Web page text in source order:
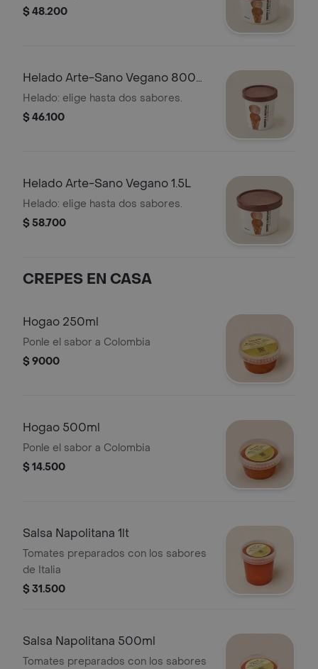
$ 48.200
Helado Arte-Sano Vegano 800
ml
Helado: elige hasta dos sabores.
$ 46.100
Helado Arte-Sano Vegano 1.5L
Helado: elige hasta dos sabores.
$ 58.700
CREPES EN CASA
Hogao 250ml
Ponle el sabor a Colombia
$ 9000
Hogao 500ml
Ponle el sabor a Colombia
$ 14.500
Salsa Napolitana 1lt
Tomates preparados con los sabores
de Italia
$ 31.500
Salsa Napolitana 500ml
Tomates preparados con los sabores